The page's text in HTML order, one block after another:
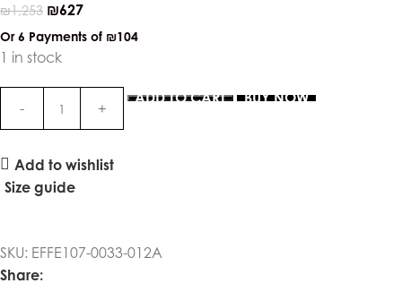
₪1,253 ₪627
Or 6 Payments of ₪104
1 in stock
ADD TO CART BUY NOW
Add to wishlist
Size guide
SKU: EFFE107-0033-012A
Share: